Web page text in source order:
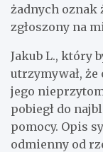
żadnych oznak
zgłoszony na
Jakub L., który
utrzymywał, że
jego
pobiegł do
pomocy. Opis
odmienny od